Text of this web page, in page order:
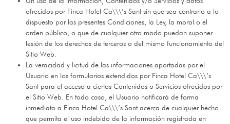
ofrecidos por Finca Hotel Ca\\\’s Santsin que sea contrario a lo
dispuesto por las presentes Condiciones, la Ley, la moral o el
orden público, o que de cualquier otro modo puedan suponer
lesión de los derechos de terceros o del mismo funcionamiento del
Sitio Web.
La veracidad y licitud de las informaciones aportadas por el
Usuario en los formularios extendidos por Finca Hotel Ca\\\’s
Santpara el acceso a ciertos Contenidos o Servicios ofrecidos por
el Sitio Web. En todo caso, el Usuario notificará de forma
inmediata a Finca Hotel Ca\\\’s Santacerca de cualquier hecho
que permita el uso indebido de la información registrada en